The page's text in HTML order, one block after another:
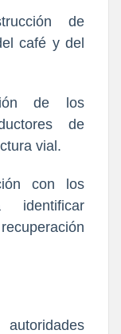
de
café y del
de los
de
vial.
con los
identificar